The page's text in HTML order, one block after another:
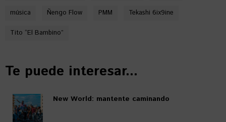
música Ñengo Flow PMM Tekashi 6ix9ine
Tito “El Bambino”
Te puede interesar...
New World: mantente caminando